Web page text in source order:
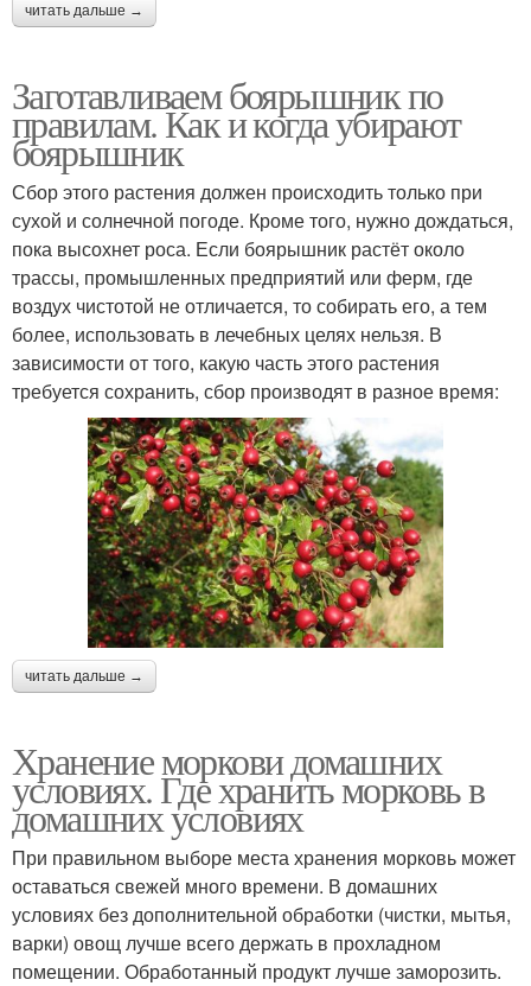
читать дальше →
Заготавливаем боярышник по
правилам. Как и когда убирают
боярышник
Сбор этого растения должен происходить только при
сухой и солнечной погоде. Кроме того, нужно дождаться,
пока высохнет роса. Если боярышник растёт около
трассы, промышленных предприятий или ферм, где
воздух чистотой не отличается, то собирать его, а тем
более, использовать в лечебных целях нельзя. В
зависимости от того, какую часть этого растения
требуется сохранить, сбор производят в разное время:
читать дальше →
Хранение моркови домашних
условиях. Где хранить морковь в
домашних условиях
При правильном выборе места хранения морковь может
оставаться свежей много времени. В домашних
условиях без дополнительной обработки (чистки, мытья,
варки) овощ лучше всего держать в прохладном
помещении. Обработанный продукт лучше заморозить.